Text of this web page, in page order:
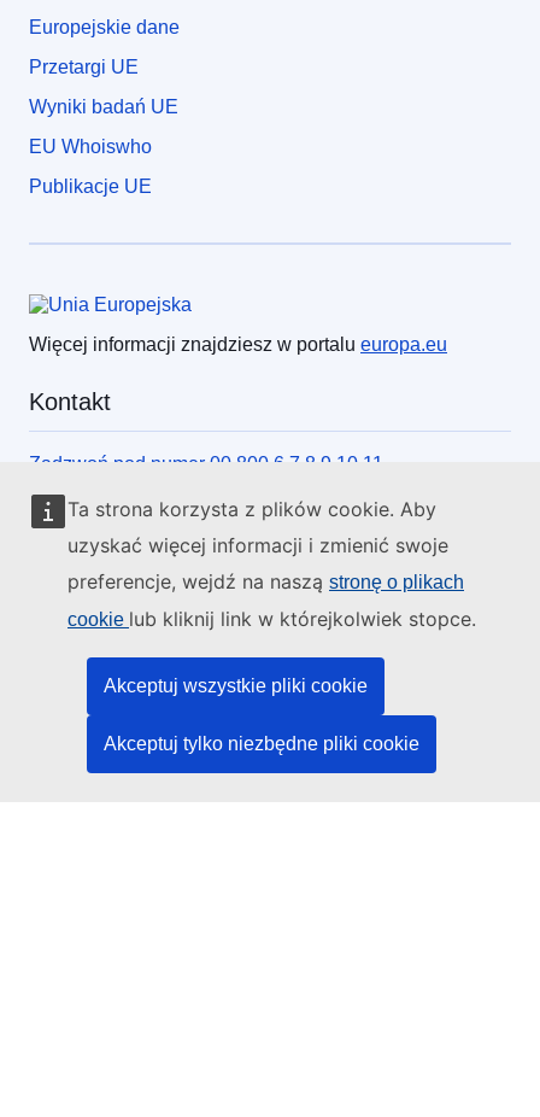
Ta strona korzysta z plików cookie. Aby
uzyskać więcej informacji i zmienić swoje
preferencje, wejdź na naszą stronę o plikach
cookie lub kliknij link w którejkolwiek stopce.
Akceptuj wszystkie pliki cookie
Akceptuj tylko niezbędne pliki cookie
Europejskie dane
Przetargi UE
Wyniki badań UE
EU Whoiswho
Publikacje UE
Więcej informacji znajdziesz w portalu europa.eu
Kontakt
Zadzwoń pod numer 00 800 6 7 8 9 10 11
Skorzystaj z innych form kontaktu telefonicznego
Napisz do nas, korzystając z formularza
Spotkaj się z nami w lokalnym punkcie UE
Media społecznościowe
Obserwuj UE w mediach społecznościowych
Instytucje i organy UE